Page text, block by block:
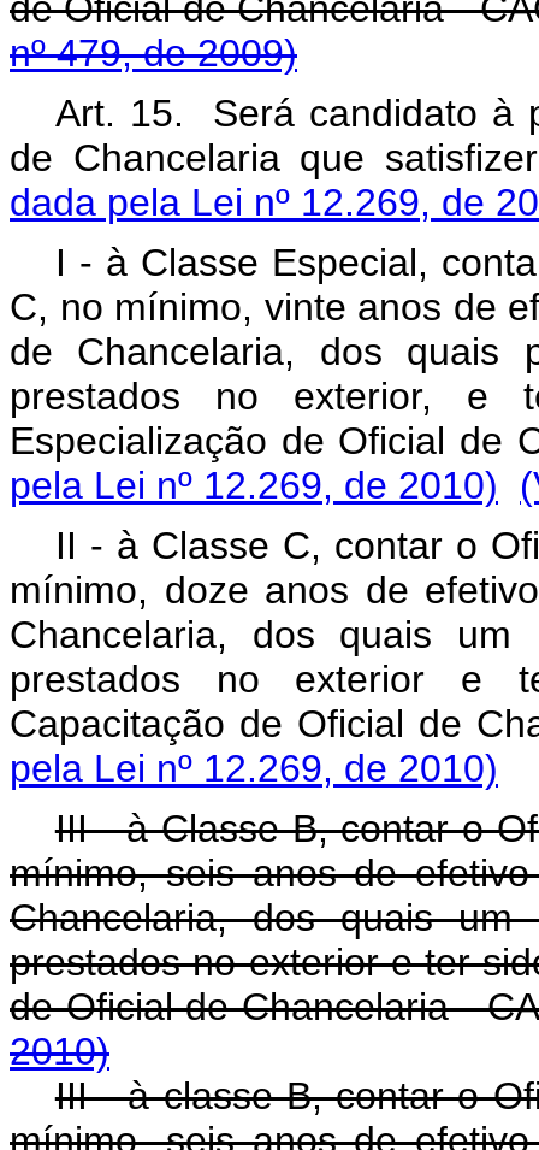
nº 479, de 2009)
Art. 15. Será candidato à
de Chancelaria que
dada pela Lei nº 12.269, de
I - à Classe Especial,
C, no mínimo, vinte anos de
de Chancelaria, dos quais
prestados no exterior, e
Especialização de Oficial de
pela Lei nº 12.269, de 2010)
II - à Classe C, contar o
mínimo, doze anos de
Chancelaria, dos quais
prestados no exterior e
Capacitação de Oficial de
pela Lei nº 12.269, de 2010)
III - à Classe B, contar o
mínimo, seis anos de
Chancelaria, dos quais
prestados no exterior e ter
de Oficial de Chancelaria -
2010)
III - à classe B, contar o
mínimo, seis anos de